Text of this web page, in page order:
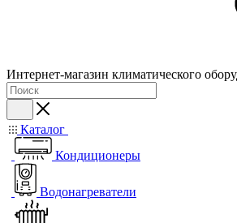
Интернет-магазин климатического
Каталог
Кондиционеры
Водонагреватели